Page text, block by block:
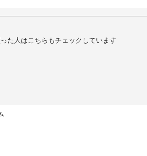
た人はこちらもチェックしています